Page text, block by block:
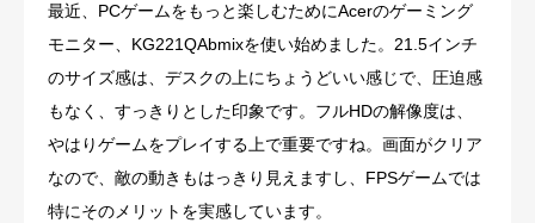
最近、PCゲームをもっと楽しむためにAcerのゲーミング
モニター、KG221QAbmixを使い始めました。21.5インチ
のサイズ感は、デスクの上にちょうどいい感じで、圧迫感
もなく、すっきりとした印象です。フルHDの解像度は、
やはりゲームをプレイする上で重要ですね。画面がクリア
なので、敵の動きもはっきり見えますし、FPSゲームでは
特にそのメリットを実感しています。